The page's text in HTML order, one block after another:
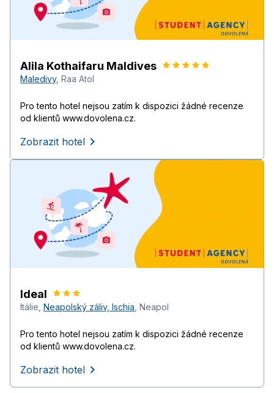
Alila Kothaifaru Maldives
Maledivy, Raa Atol
Pro tento hotel nejsou zatím k dispozici žádné recenze
od klientů www.dovolena.cz.
Zobrazit hotel
Ideal
Itálie Neapolský záliv, Ischia Neapol
Pro tento hotel nejsou zatím k dispozici žádné recenze
od klientů www.dovolena.cz.
Zobrazit hotel